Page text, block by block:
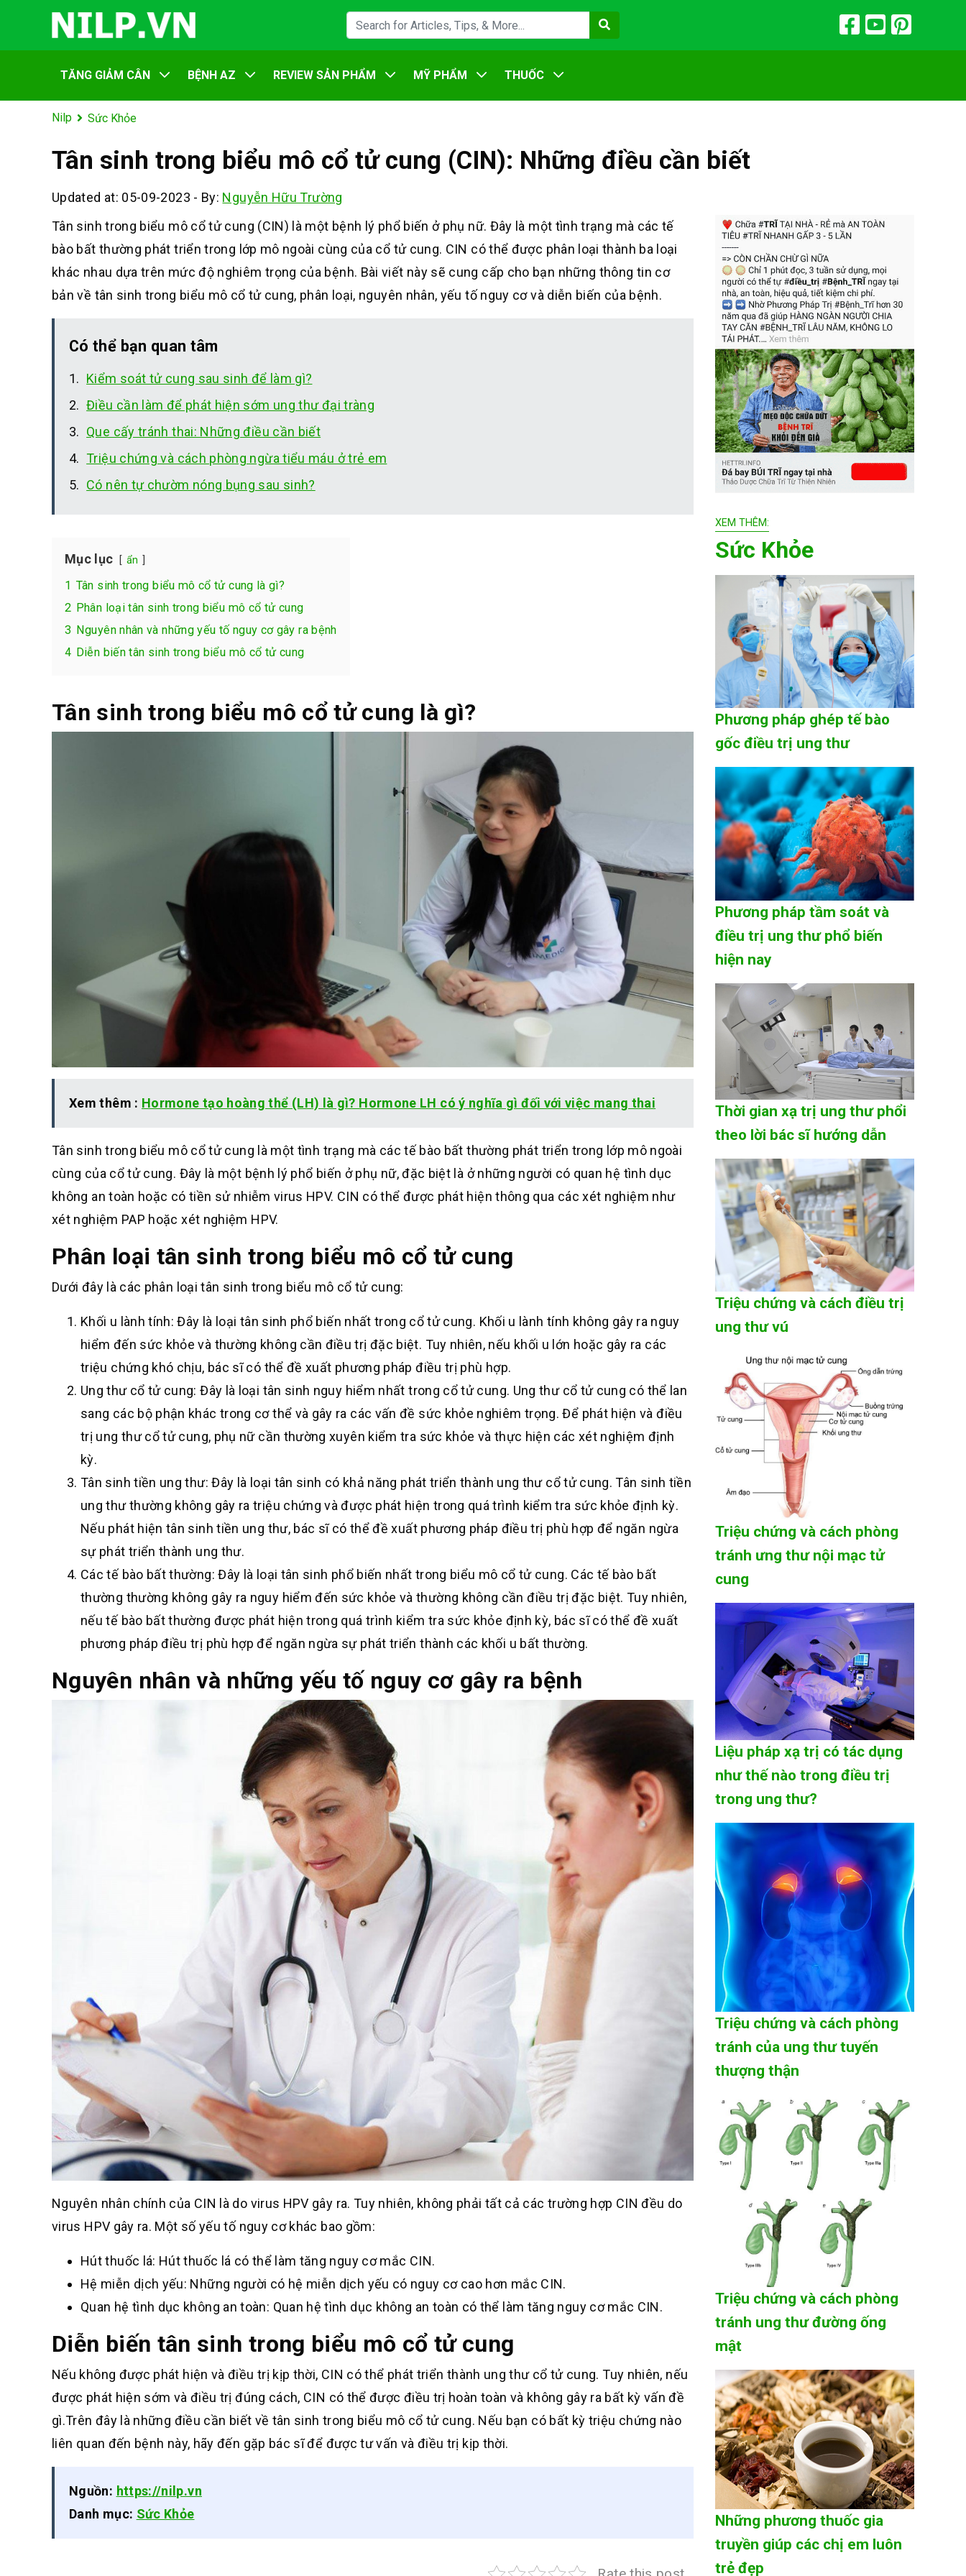
TĂNG GIẢM CÂN BỆNH AZ REVIEW SẢN PHẨM MỸ PHẨM THUỐC
Nilp Sức Khỏe
Tân sinh trong biểu mô cổ tử cung (CIN): Những điều cần biết
Updated at: 05-09-2023 - By: Nguyễn Hữu Trường
Tân sinh trong biểu mô cổ tử cung (CIN) là một bệnh lý phổ biến ở phụ nữ. Đây là một tình trạng mà các tế
bào bất thường phát triển trong lớp mô ngoài cùng của cổ tử cung. CIN có thể được phân loại thành ba loại
khác nhau dựa trên mức độ nghiêm trọng của bệnh. Bài viết này sẽ cung cấp cho bạn những thông tin cơ
bản về tân sinh trong biểu mô cổ tử cung, phân loại, nguyên nhân, yếu tố nguy cơ và diễn biến của bệnh.
Có thể bạn quan tâm
Kiểm soát tử cung sau sinh để làm gì?
Điều cần làm để phát hiện sớm ung thư đại tràng
Que cấy tránh thai: Những điều cần biết
Triệu chứng và cách phòng ngừa tiểu máu ở trẻ em
Có nên tự chườm nóng bụng sau sinh?
Mục lục ẩn
1 Tân sinh trong biểu mô cổ tử cung là gì?
2 Phân loại tân sinh trong biểu mô cổ tử cung
3 Nguyên nhân và những yếu tố nguy cơ gây ra bệnh
4 Diễn biến tân sinh trong biểu mô cổ tử cung
Tân sinh trong biểu mô cổ tử cung là gì?
Xem thêm : Hormone tạo hoàng thể (LH) là gì? Hormone LH có ý nghĩa gì đối với việc mang thai
Tân sinh trong biểu mô cổ tử cung là một tình trạng mà các tế bào bất thường phát triển trong lớp mô ngoài
cùng của cổ tử cung. Đây là một bệnh lý phổ biến ở phụ nữ, đặc biệt là ở những người có quan hệ tình dục
không an toàn hoặc có tiền sử nhiễm virus HPV. CIN có thể được phát hiện thông qua các xét nghiệm như
xét nghiệm PAP hoặc xét nghiệm HPV.
Phân loại tân sinh trong biểu mô cổ tử cung
Dưới đây là các phân loại tân sinh trong biểu mô cổ tửcung:
Khối u lành tính: Đây là loại tân sinh phổ biến nhất trong cổ tử cung. Khối u lành tính không gây ra nguy
hiểm đến sức khỏe và thường không cần điều trị đặc biệt. Tuy nhiên, nếu khối u lớn hoặc gây ra các
triệu chứng khó chịu, bác sĩ có thể đề xuất phương pháp điều trị phù hợp.
Ung thư cổ tử cung: Đây là loại tân sinh nguy hiểm nhất trong cổ tử cung. Ung thư cổ tử cung có thể lan
sang các bộ phận khác trong cơ thể và gây ra các vấn đề sức khỏe nghiêm trọng. Để phát hiện và điều
trị ung thư cổ tử cung, phụ nữ cần thường xuyên kiểm tra sức khỏe và thực hiện các xét nghiệm định
kỳ.
Tân sinh tiền ung thư: Đây là loại tân sinh có khả năng phát triển thành ung thư cổ tử cung. Tân sinh tiền
ung thư thường không gây ra triệu chứng và được phát hiện trong quá trình kiểm tra sức khỏe định kỳ.
Nếu phát hiện tân sinh tiền ung thư, bác sĩ có thể đề xuất phương pháp điều trị phù hợp để ngăn ngừa
sự phát triển thành ung thư.
Các tế bào bất thường: Đây là loại tân sinh phổ biến nhất trong biểu mô cổ tử cung. Các tế bào bất
thường thường không gây ra nguy hiểm đến sức khỏe và thường không cần điều trị đặc biệt. Tuy nhiên,
nếu tế bào bất thường được phát hiện trong quá trình kiểm tra sức khỏe định kỳ, bác sĩ có thể đề xuất
phương pháp điều trị phù hợp để ngăn ngừa sự phát triển thành các khối u bất thường.
Nguyên nhân và những yếu tố nguy cơ gây ra bệnh
Nguyên nhân chính của CIN là do virus HPV gây ra. Tuy nhiên, không phải tất cả các trường hợp CIN đều do
virus HPV gây ra. Một số yếu tố nguy cơ khác bao gồm:
Hút thuốc lá: Hút thuốc lá có thể làm tăng nguy cơ mắc CIN.
Hệ miễn dịch yếu: Những người có hệ miễn dịch yếu có nguy cơ cao hơn mắc CIN.
Quan hệ tình dục không an toàn: Quan hệ tình dục không an toàn có thể làm tăng nguy cơ mắc CIN.
Diễn biến tân sinh trong biểu mô cổ tử cung
Nếu không được phát hiện và điều trị kịp thời, CIN có thể phát triển thành ung thư cổ tử cung. Tuy nhiên, nếu
được phát hiện sớm và điều trị đúng cách, CIN có thể được điều trị hoàn toàn và không gây ra bất kỳ vấn đề
gì.Trên đây là những điều cần biết về tân sinh trong biểu mô cổ tử cung. Nếu bạn có bất kỳ triệu chứng nào
liên quan đến bệnh này, hãy đến gặp bác sĩ để được tư vấn và điều trị kịp thời.
Nguồn: https://nilp.vn
Danh mục: Sức Khỏe
XEM THÊM:
Sức Khỏe
Phương pháp ghép tế bào
gốc điều trị ung thư
Phương pháp tầm soát và
điều trị ung thư phổ biến
hiện nay
Thời gian xạ trị ung thư phổi
theo lời bác sĩ hướng dẫn
Triệu chứng và cách điều trị
ung thư vú
Triệu chứng và cách phòng
tránh ưng thư nội mạc tử
cung
Liệu pháp xạ trị có tác dụng
như thế nào trong điều trị
trong ung thư?
Triệu chứng và cách phòng
tránh của ung thư tuyến
thượng thận
Triệu chứng và cách phòng
tránh ung thư đường ống
mật
Những phương thuốc gia
truyền giúp các chị em luôn
trẻ đẹp